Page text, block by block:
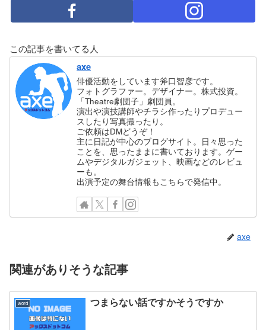
この記事を書いてる人
axe
俳優活動をしています斧口智彦です。
フォトグラファー。デザイナー。株式投資。
「Theatre劇団子」劇団員。
演出や演技講師やチラシ作ったりプロデュー
スしたり写真撮ったり。
ご依頼はDMどうぞ！
主に日記が中心のブログサイト。日々思った
ことを、思ったままに書いております。ゲー
ムやデジタルガジェット、映画などのレビュ
ーも。
出演予定の舞台情報もこちらで発信中。
axe
関連がありそうな記事
word つまらない話ですかそうですか